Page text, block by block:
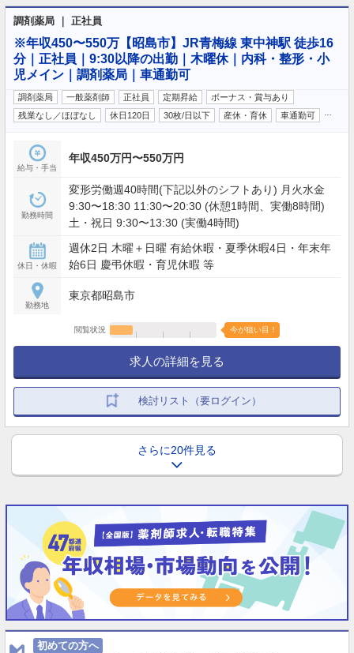
調剤薬局 ｜ 正社員
※年収450〜550万【昭島市】JR青梅線 東中神駅 徒歩16
分｜正社員｜9:30以降の出勤｜木曜休｜内科・整形・小
児メイン｜調剤薬局｜車通勤可
調剤薬局 一般薬剤師 正社員 定期昇給
ボーナス・賞与あり
残業なし／ほぼなし
休日120日 30枚/日以下 産休・育休 車通勤可
給与・手当
年収450万円〜550万円
勤務時間
変形労働週40時間(下記以外のシフトあり) 月火水金
9:30〜18:30 11:30〜20:30 (休憩1時間、実働8時間)
土・祝日 9:30〜13:30 (実働4時間)
休日・休暇
週休2日 木曜＋日曜 有給休暇・夏季休暇4日・年末年
始6日 慶弔休暇・育児休暇 等
勤務地
東京都昭島市
閲覧状況 今が狙い目！
求人の詳細を見る
検討リスト（要ログイン）
さらに20件見る
初めての方へ